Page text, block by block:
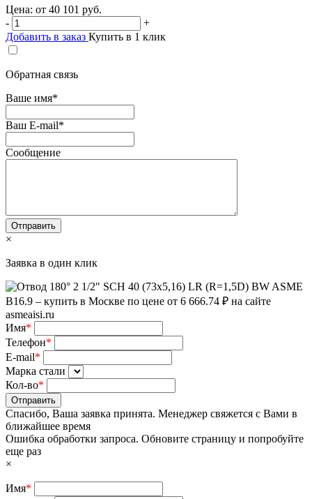
Цена: от 40 101 руб.
-
+
Добавить в заказ Купить в 1 клик
Обратная связь
Ваше имя*
Ваш E-mail*
Сообщение
×
Заявка в один клик
Имя*
Телефон*
E-mail*
Марка стали
Кол-во*
Отправить
Спасибо, Ваша заявка принята. Менеджер свяжется с Вами в
ближайшее время
Ошибка обработки запроса. Обновите страницу и попробуйте
еще раз
×
Имя*